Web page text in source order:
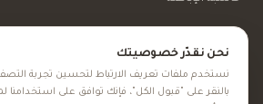
عن فيتاميناتي
نحن نقدّر خصوصيتك
نستخدم ملفات تعريف الارتباط لتحسين تجربة
بالنقر على "قبول الكل"، فإنك توافق على استخدامنا